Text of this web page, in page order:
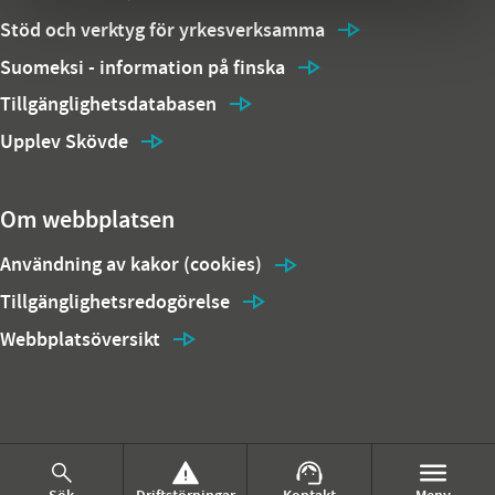
Stöd och verktyg för yrkesverksamma
Suomeksi - information på finska
Tillgänglighetsdatabasen
Upplev Skövde
Om webbplatsen
Användning av kakor (cookies)
Tillgänglighetsredogörelse
Webbplatsöversikt